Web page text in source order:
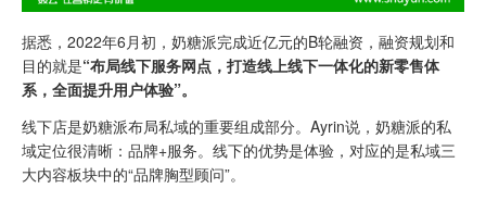
据悉，2022年6月初，奶糖派完成近亿元的B轮融资，融资规划和
目的就是“布局线下服务网点，打造线上线下一体化的新零售体
系，全面提升用户体验”。
线下店是奶糖派布局私域的重要组成部分。Ayrin说，奶糖派的私
域定位很清晰：品牌+服务。线下的优势是体验，对应的是私域三
大内容板块中的“品牌胸型顾问”。